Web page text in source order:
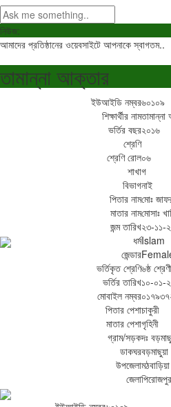
নিউজ:
আমাদের প্রতিষ্ঠানের ওয়েবসাইটে আপনাকে স্বাগতম..
তামান্না আক্তার
ইউআইডি নম্বর৬০১০৯
শিক্ষার্থীর নাম
ভর্তির বছর২০১৬
শ্রেণি
শ্রেণি রোল০৬
শাখাগ
বিভাগনাই
পিতার নামমোঃ
মাতার নামমোসাঃ
জন্ম তারিখ২৩-১১-
ধর্মIslam
জেন্ডার
ভর্তিকৃত শ্রেণি৬ষ্ঠ শ্রেণী
ভর্তির তারিখ১০-০১-
মোবাইল নম্বর
পিতার পেশাচাকুরী
মাতার পেশাগৃহিনী
গ্রাম/সড়কদঃ
ডাকঘরবড়মাছুয়া
উপজেলামঠবাড়িয়া
জেলাপিরোজপুর